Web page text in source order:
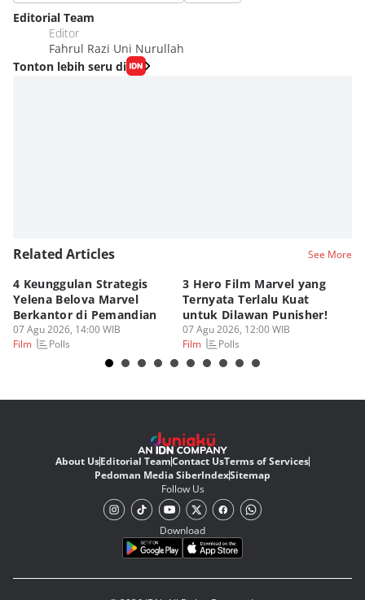
Editorial Team
Editor
Fahrul Razi Uni Nurullah
Tonton lebih seru di
Related Articles See More
4 Keunggulan Strategis
Yelena Belova Marvel
Berkantor di Pemandian
07 Agu 2026, 14:00 WIB
Film
Polls
3 Hero Film Marvel yang
Ternyata Terlalu Kuat
untuk Dilawan Punisher!
07 Agu 2026, 12:00 WIB
Film
Polls
About UsEditorial TeamContact UsTerms of Services
Pedoman Media SiberIndexSitemap
Follow Us
Download